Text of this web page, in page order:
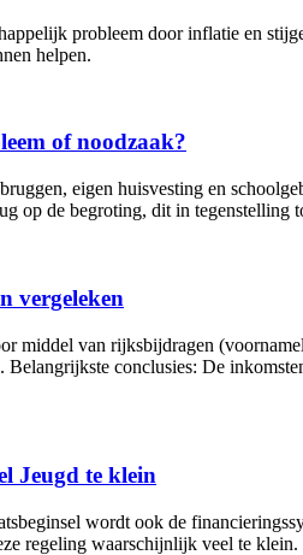
probleem door inflatie en
helpen.
of noodzaak?
eigen huisvesting en
op de begroting, dit in
vergeleken
middel van rijksbijdragen
Belangrijkste conclusies: De
Jeugd te klein
wordt ook de
regeling waarschijnlijk veel te